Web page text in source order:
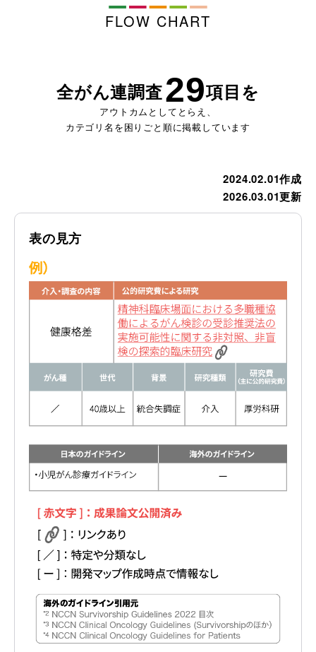
FLOW CHART
全がん連調査29項目を
アウトカムとしてとらえ、
カテゴリ名を困りごと順に掲載しています
2024.02.01作成
2026.03.01更新
表の見方